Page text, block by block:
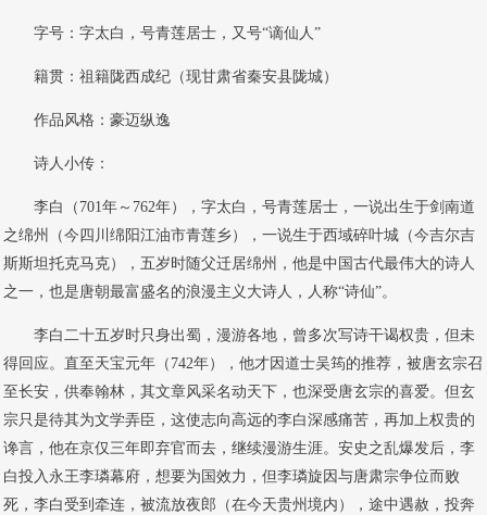
字号：字太白，号青莲居士，又号“谪仙人”
籍贯：祖籍陇西成纪（现甘肃省秦安县陇城）
作品风格：豪迈纵逸
诗人小传：
李白（701年～762年），字太白，号青莲居士，一说出生于剑南道
之绵州（今四川绵阳江油市青莲乡），一说生于西域碎叶城（今吉尔吉
斯斯坦托克马克），五岁时随父迁居绵州，他是中国古代最伟大的诗人
之一，也是唐朝最富盛名的浪漫主义大诗人，人称“诗仙”。
李白二十五岁时只身出蜀，漫游各地，曾多次写诗干谒权贵，但未
得回应。直至天宝元年（742年），他才因道士吴筠的推荐，被唐玄宗召
至长安，供奉翰林，其文章风采名动天下，也深受唐玄宗的喜爱。但玄
宗只是待其为文学弄臣，这使志向高远的李白深感痛苦，再加上权贵的
谗言，他在京仅三年即弃官而去，继续漫游生涯。安史之乱爆发后，李
白投入永王李璘幕府，想要为国效力，但李璘旋因与唐肃宗争位而败
死，李白受到牵连，被流放夜郎（在今天贵州境内），途中遇赦，投奔